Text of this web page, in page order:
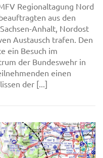
Regionaltagung Nord
aus den
Anhalt, Nordost
Austausch trafen. Den
ein Besuch im
der Bundeswehr in
einen
der [...]